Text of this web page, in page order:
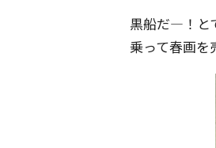
黒船だ―！と
乗って春画を